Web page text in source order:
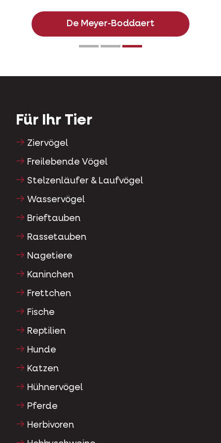
De Meyer-Boddaert
Für Ihr Tier
Ziervögel
Freilebende Vögel
Stelzenläufer & Laufvögel
Wasservögel
Brieftauben
Rassetauben
Nagetiere
Kaninchen
Frettchen
Fische
Reptilien
Hunde
Katzen
Hühnervögel
Pferde
Herbivoren